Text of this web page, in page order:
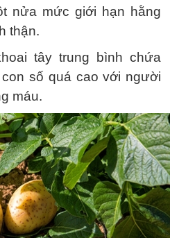
nửa mức giới hạn hằng
thận.
tây trung bình chứa
số quá cao với người
máu.